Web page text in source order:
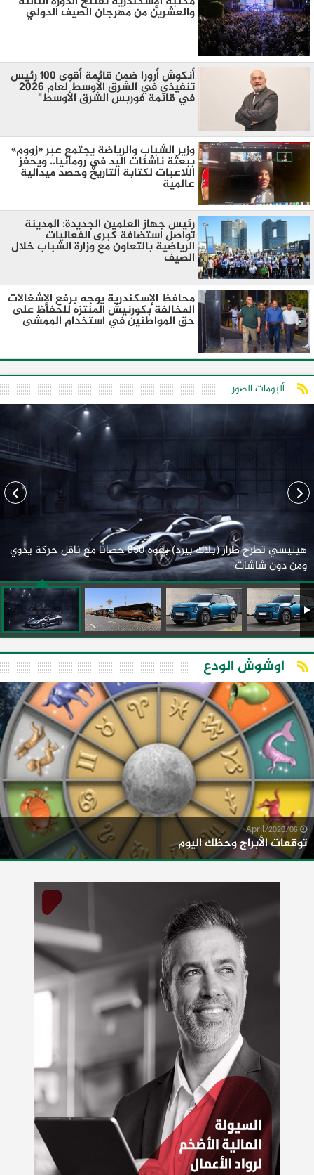
والعشرين من مهرجان الصيف الدولي
أنكوش أرورا ضمن قائمة أقوى 100 رئيس
تنفيذي في الشرق الأوسط لعام 2026
في قائمة فوربس الشرق الأوسط"
وزير الشباب والرياضة يجتمع عبر «زووم»
ببعثة ناشئات اليد في رومانيا.. ويحفز
اللاعبات لكتابة التاريخ وحصد ميدالية
عالمية
رئيس جهاز العلمين الجديدة: المدينة
تواصل استضافة كبرى الفعاليات
الرياضية بالتعاون مع وزارة الشباب خلال
الصيف
محافظ الإسكندرية يوجه برفع الإشغالات
المخالفة بكورنيش المنتزه للحفاظ على
حق المواطنين في استخدام الممشى
ألبومات الصور
هينيسي تطرح طراز (بلاك بيرد) بقوة 850 حصانًا مع ناقل حركة يدوي
ومن دون شاشات
اوشوش الودع
توقعات الأبراج وحظك اليوم